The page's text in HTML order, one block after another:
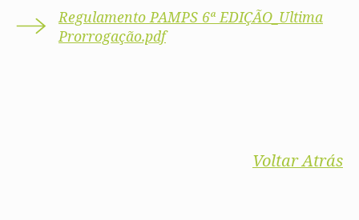
Regulamento PAMPS 6ª EDIÇÃO_Ultima
Prorrogação.pdf
Voltar Atrás